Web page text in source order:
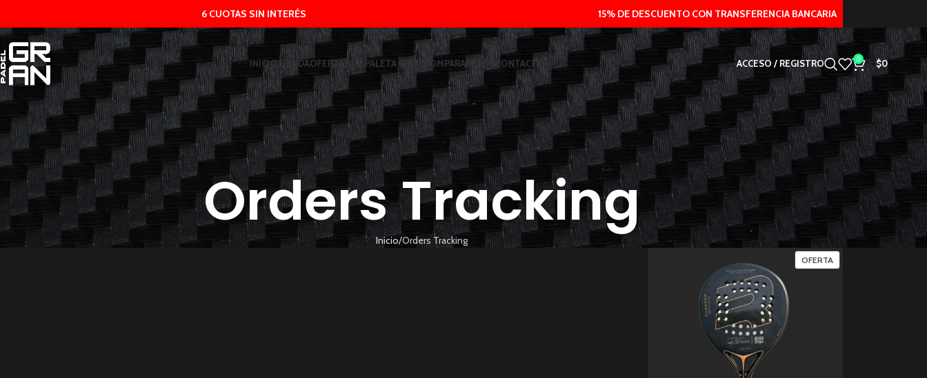
INICIOTIENDAOFERTASTU PALETA IDEAL COMPARAR BLOG CONTACTO ACCESO / REGISTRO 0 $0
Orders Tracking
Inicio Orders Tracking
OFERTA
6 CUOTAS SIN INTERÉS 15% DE DESCUENTO CON TRANSFERENCIA BANCARIA